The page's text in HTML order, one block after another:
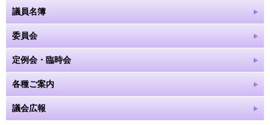
議員名簿
委員会
定例会・臨時会
各種ご案内
議会広報